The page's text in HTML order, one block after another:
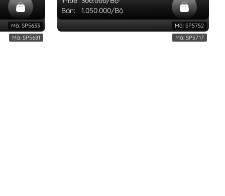
Mã: SP5633 Mã: SP5752
Mã: SP5681
Bán:
1.050.000/Bộ
Mã: SP5717